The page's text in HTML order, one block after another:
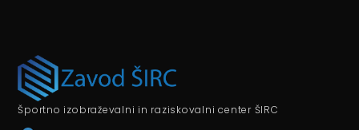
Športno izobraževalni in raziskovalni center ŠIRC